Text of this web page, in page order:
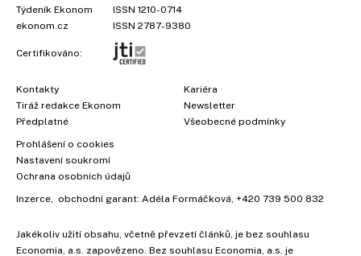
Týdeník Ekonom
ISSN 1210-0714
ekonom.cz
ISSN 2787-9380
Certifikováno:
Kontakty
Tiráž redakce Ekonom
Předplatné
Kariéra
Newsletter
Všeobecné podmínky
Prohlášení o cookies
Nastavení soukromí
Ochrana osobních údajů
Inzerce, obchodní garant: Adéla Formáčková, +420 739 500 832
Jakékoliv užití obsahu, včetně převzetí článků, je bez souhlasu
Economia, a.s. zapovězeno. Bez souhlasu Economia, a.s. je